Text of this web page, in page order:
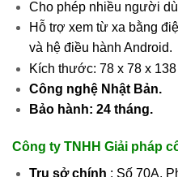
Cho phép nhiều người
Hỗ trợ xem từ xa bằng
và hệ điều hành Android.
Kích thước: 78 x 78 x 138
Công nghệ Nhật Bản.
Bảo hành: 24 tháng.
Công ty TNHH Giải pháp
Trụ sở chính : Số 70A,